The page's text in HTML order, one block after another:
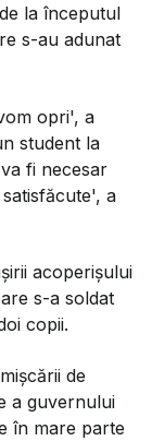
la începutul
s-au adunat
opri', a
student la
fi necesar
a
acoperișului
s-a soldat
copii.
de
a guvernului
în mare parte